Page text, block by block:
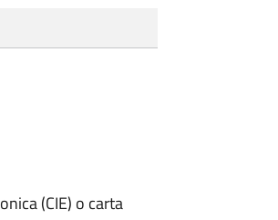
(CIE) o carta